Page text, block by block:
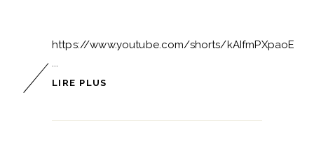
https://www.youtube.com/shorts/kAIfmPXpaoE
LIRE PLUS